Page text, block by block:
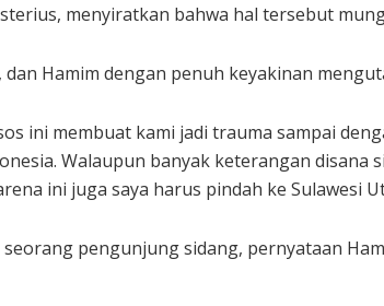
menyiratkan bahwa hal tersebut
Hamim dengan penuh keyakinan
ini membuat kami jadi trauma sampai
Walaupun banyak keterangan disana
ini juga saya harus pindah ke Sulawesi
pengunjung sidang, pernyataan